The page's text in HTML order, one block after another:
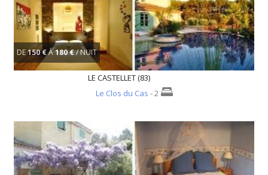
DE150 €À180 €/ NUIT
LE CASTELLET (83)
Le Clos du Cas - 2